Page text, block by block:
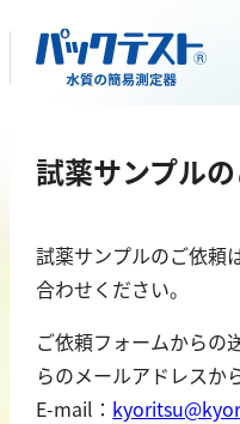
試薬サンプル
試薬サンプルのご依頼
合わせください。
ご依頼フォームからの
らのメールアドレスか
E-mail：
ら
製品を探す
目的から
製品を探す
金属
亜鉛
アルミニウム
カドミウム